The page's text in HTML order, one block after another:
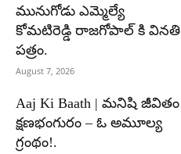
మునుగోడు ఎమ్మెల్యే
కోమటిరెడ్డి రాజగోపాల్ కి వినతి
పత్రం.
August 7, 2026
Aaj Ki Baath | మనిషి జీవితం
క్షణభంగురం – ఓ అమూల్య
గ్రంథం!.